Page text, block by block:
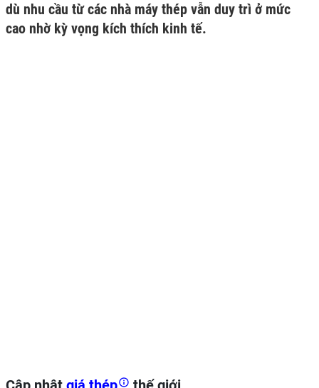
dù nhu cầu từ các nhà máy thép vẫn duy trì ở mức
cao nhờ kỳ vọng kích thích kinh tế.